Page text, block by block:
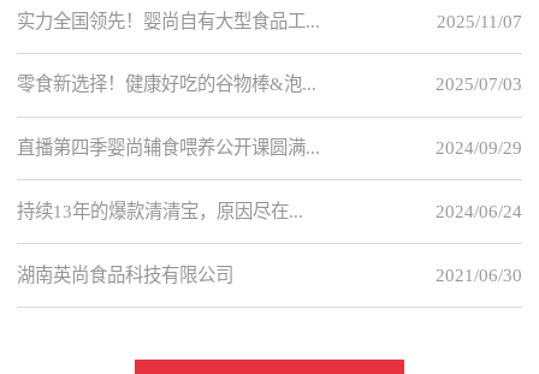
2025/11/07
实力全国领先！婴尚自有大型食品工...
2025/07/03
零食新选择！健康好吃的谷物棒&泡...
2024/09/29
直播第四季婴尚辅食喂养公开课圆满...
2024/06/24
持续13年的爆款清清宝，原因尽在...
2021/06/30
湖南英尚食品科技有限公司